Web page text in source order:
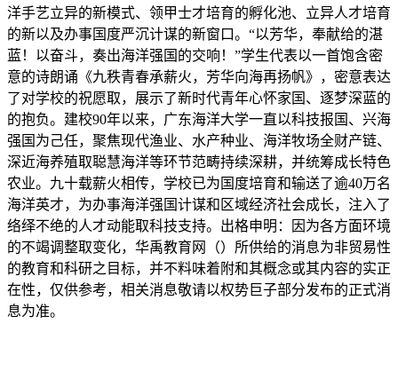
洋手艺立异的新模式、领甲士才培育的孵化池、立异人才培育
的新以及办事国度严沉计谋的新窗口。“以芳华，奉献给的湛
蓝！以奋斗，奏出海洋强国的交响！”学生代表以一首饱含密
意的诗朗诵《九秩青春承薪火，芳华向海再扬帆》，密意表达
了对学校的祝愿取，展示了新时代青年心怀家国、逐梦深蓝的
的抱负。建校90年以来，广东海洋大学一直以科技报国、兴海
强国为己任，聚焦现代渔业、水产种业、海洋牧场全财产链、
深近海养殖取聪慧海洋等环节范畴持续深耕，并统筹成长特色
农业。九十载薪火相传，学校已为国度培育和输送了逾40万名
海洋英才，为办事海洋强国计谋和区域经济社会成长，注入了
络绎不绝的人才动能取科技支持。出格申明：因为各方面环境
的不竭调整取变化，华禹教育网（）所供给的消息为非贸易性
的教育和科研之目标，并不料味着附和其概念或其内容的实正
在性，仅供参考，相关消息敬请以权势巨子部分发布的正式消
息为准。